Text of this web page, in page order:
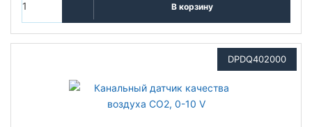
В корзину
DPDQ402000